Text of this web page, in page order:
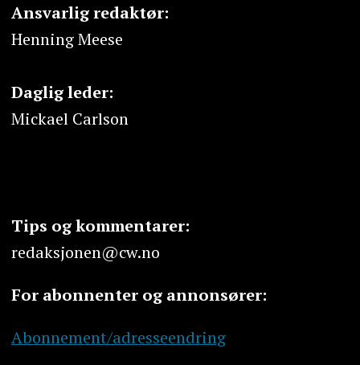
Ansvarlig redaktør:
Henning Meese
Daglig leder:
Mickael Carlson
Tips og kommentarer:
redaksjonen@cw.no
For abonnenter og annonsører:
Abonnement/adresseendring